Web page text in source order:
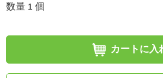
数量 1 個
カートに入